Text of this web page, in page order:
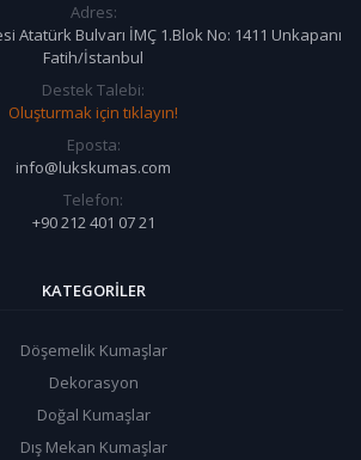
Adres:
Atatürk Bulvarı İMÇ 1.Blok No: 1411 Unkapanı
Fatih/İstanbul
Destek Talebi:
Oluşturmak için tıklayın!
Eposta:
info@lukskumas.com
Telefon:
+90 212 401 07 21
KATEGORILER
Döşemelik Kumaşlar
Dekorasyon
Doğal Kumaşlar
Dış Mekan Kumaşlar